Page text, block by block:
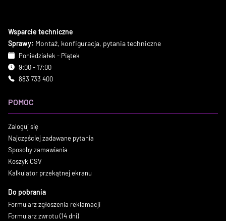
Wsparcie techniczne
Sprawy: Montaż, konfiguracja, pytania techniczne
Poniedziałek - Piątek
9:00 - 17:00
883 733 400
POMOC
Zaloguj się
Najczęściej zadawane pytania
Sposoby zamawiania
Koszyk CSV
Kalkulator przekątnej ekranu
Do pobrania
Formularz zgłoszenia reklamacji
Formularz zwrotu (14 dni)